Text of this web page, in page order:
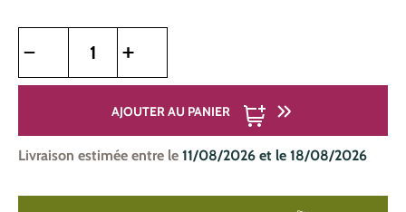
AJOUTER AU PANIER
Livraison estimée entre le 11/08/2026 et le 18/08/2026